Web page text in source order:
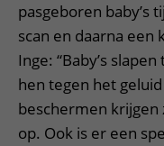
pasgeboren baby’s
scan en daarna een
Inge: “Baby’s
hen tegen het
beschermen
op. Ook is er een